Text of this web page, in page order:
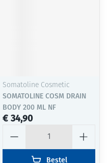
Somatoline Cosmetic
SOMATOLINE COSM DRAIN
BODY 200 ML NF
€ 34,90
Bestel